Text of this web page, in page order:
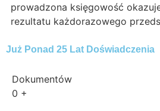
prowadzona księgowość
rezultatu każdorazowego
Już Ponad 25 Lat Doświadczenia
Dokumentów
0 +